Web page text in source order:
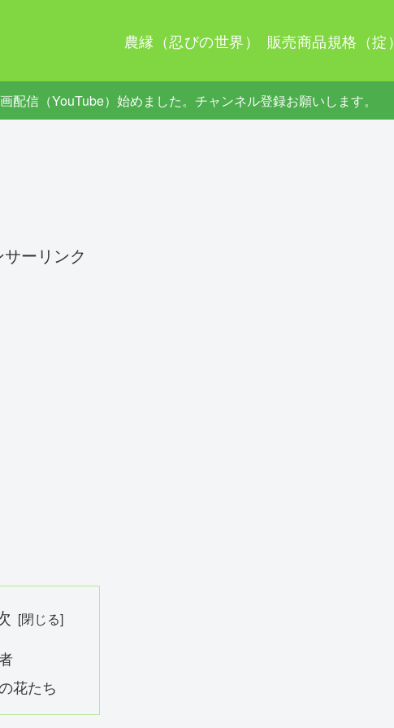
農縁（忍びの世界） 販売商品規格（掟）
配信（YouTube）始めました。チャンネル登録お願いします。
ーリンク
花たち